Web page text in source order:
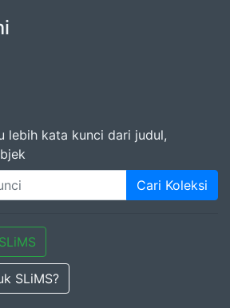
lebih kata kunci dari judul,
Cari Koleksi
SLiMS?